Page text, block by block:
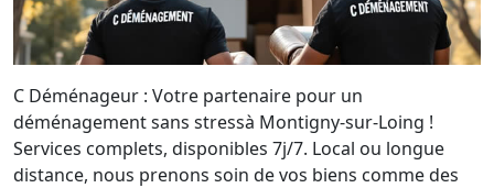
C Déménageur : Votre partenaire pour un
déménagement sans stressà Montigny-sur-Loing !
Services complets, disponibles 7j/7. Local ou longue
distance, nous prenons soin de vos biens comme des